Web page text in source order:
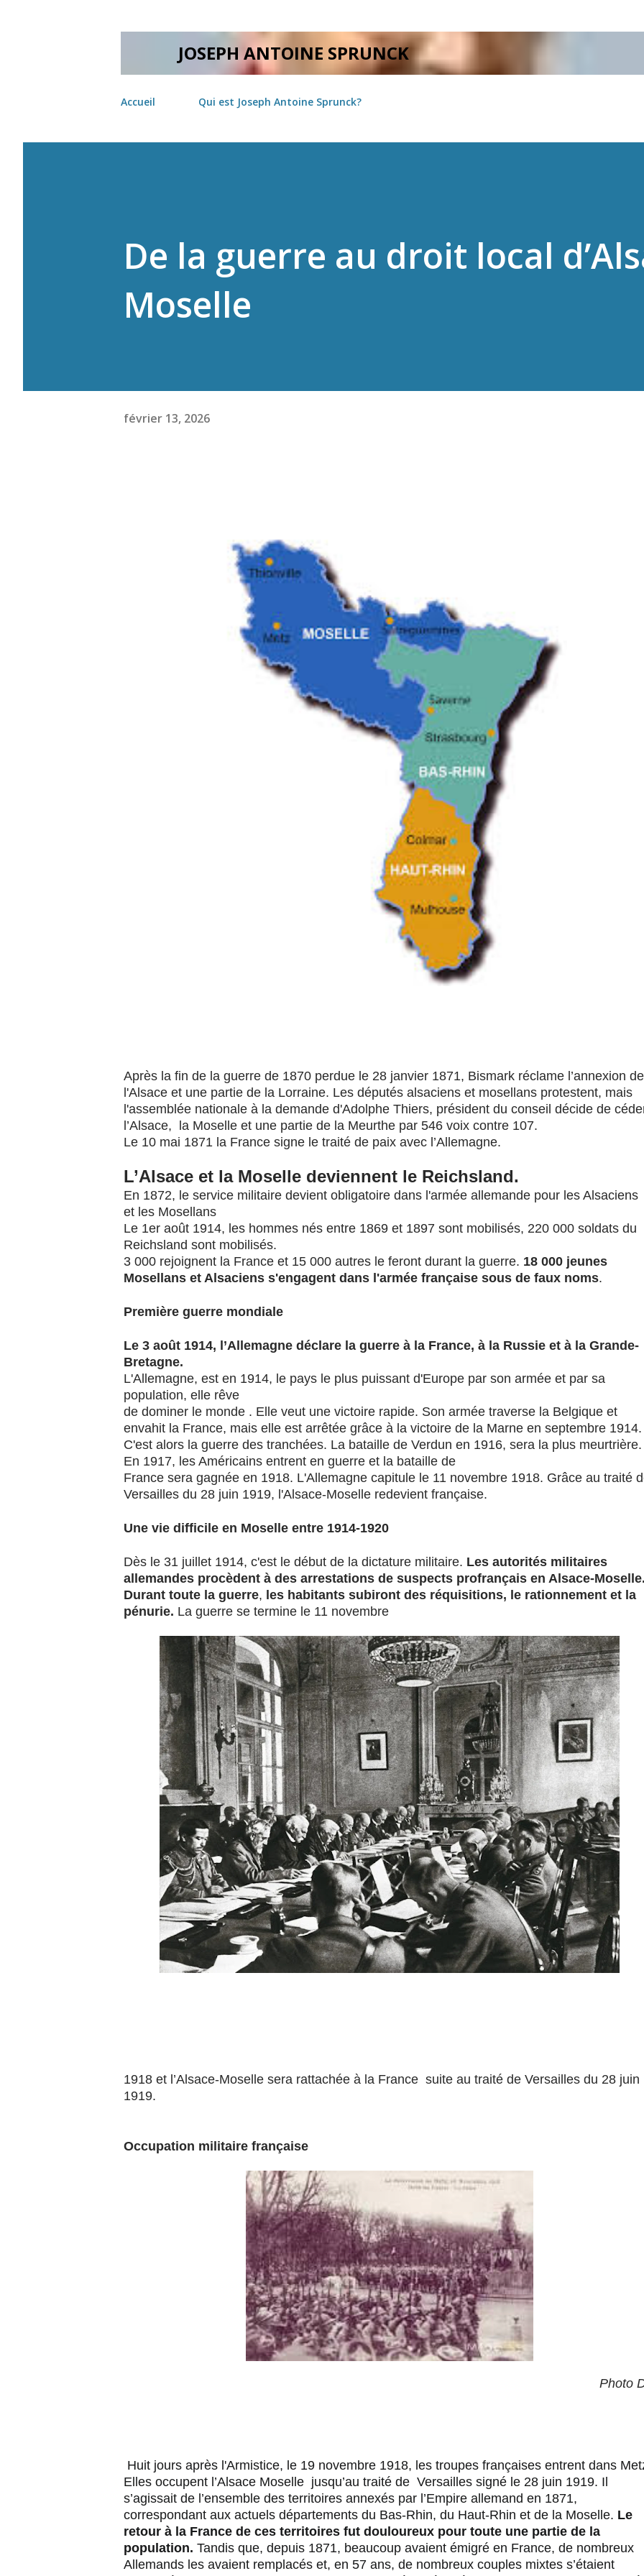
JOSEPH ANTOINE SPRUNCK
Accueil Qui est Joseph Antoine Sprunck?
De la guerre au droit local
Moselle
février 13, 2026
Après la fin de la guerre de 1870 perdue le 28 janvier 1871, Bismark réclame l’annexion de
l'Alsace et une partie de la Lorraine. Les députés alsaciens et mosellans protestent, mais
l'assemblée nationale à la demande d'Adolphe Thiers, président du conseil décide de
l’Alsace, la Moselle et une partie de la Meurthe par 546 voix contre 107.
Le 10 mai 1871 la France signe le traité de paix avec l’Allemagne.
L’Alsace et la Moselle deviennent le Reichsland.
En 1872, le service militaire devient obligatoire dans l'armée allemande pour les Alsaciens
et les Mosellans
Le 1er août 1914, les hommes nés entre 1869 et 1897 sont mobilisés, 220 000 soldats du
Reichsland sont mobilisés.
3 000 rejoignent la France et 15 000 autres le feront durant la guerre. 18 000 jeunes
Mosellans et Alsaciens s'engagent dans l'armée française sous de faux noms.
Première guerre mondiale
Le 3 août 1914, l’Allemagne déclare la guerre à la France, à la Russie et à la Grande-
Bretagne.
L'Allemagne, est en 1914, le pays le plus puissant d'Europe par son armée et par sa
population, elle rêve
de dominer le monde . Elle veut une victoire rapide. Son armée traverse la Belgique et
envahit la France, mais elle est arrêtée grâce à la victoire de la Marne en septembre 1914.
C'est alors la guerre des tranchées. La bataille de Verdun en 1916, sera la plus meurtrière.
En 1917, les Américains entrent en guerre et la bataille de
France sera gagnée en 1918. L'Allemagne capitule le 11 novembre 1918. Grâce au traité
Versailles du 28 juin 1919, l'Alsace-Moselle redevient française.
Une vie difficile en Moselle entre 1914-1920
Dès le 31 juillet 1914, c'est le début de la dictature militaire. Les autorités militaires
allemandes procèdent à des arrestations de suspects profrançais en Alsace-
Durant toute la guerre, les habitants subiront des réquisitions, le rationnement et la
pénurie. La guerre se termine le 11 novembre
1918 et l’Alsace-Moselle sera rattachée à la France suite au traité de Versailles du 28 juin
1919.
Occupation militaire française
Photo
Huit jours après l'Armistice, le 19 novembre 1918, les troupes françaises entrent dans
Elles occupent l’Alsace Moselle jusqu’au traité de Versailles signé le 28 juin 1919. Il
s’agissait de l’ensemble des territoires annexés par l’Empire allemand en 1871,
correspondant aux actuels départements du Bas-Rhin, du Haut-Rhin et de la Moselle. Le
retour à la France de ces territoires fut douloureux pour toute une partie de la
population. Tandis que, depuis 1871, beaucoup avaient émigré en France, de nombreux
Allemands les avaient remplacés et, en 57 ans, de nombreux couples mixtes s’étaient